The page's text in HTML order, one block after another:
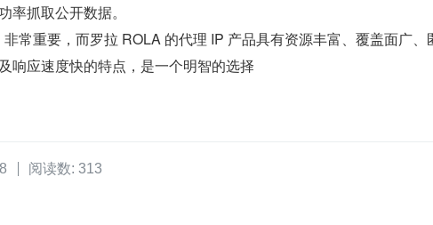
率抓取公开数据。
常重要，而罗拉 ROLA 的代理 IP 产品具有资源丰富、覆盖面广、
响应速度快的特点，是一个明智的选择
阅读数: 313